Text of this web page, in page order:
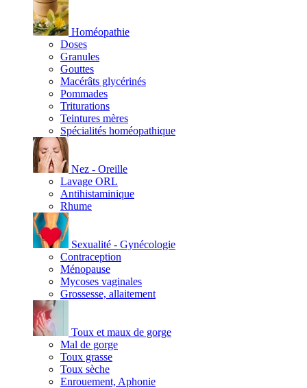
Homéopathie
Doses
Granules
Gouttes
Macérâts glycérinés
Pommades
Triturations
Teintures mères
Spécialités homéopathique
Nez - Oreille
Lavage ORL
Antihistaminique
Rhume
Sexualité - Gynécologie
Contraception
Ménopause
Mycoses vaginales
Grossesse, allaitement
Toux et maux de gorge
Mal de gorge
Toux grasse
Toux sèche
Enrouement, Aphonie